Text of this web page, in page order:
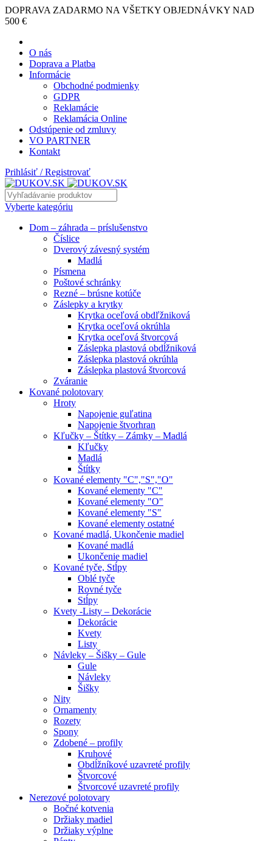
DOPRAVA ZADARMO NA VŠETKY OBJEDNÁVKY NAD
500 €
O nás
Doprava a Platba
Informácie
Obchodné podmienky
GDPR
Reklamácie
Reklamácia Online
Odstúpenie od zmluvy
VO PARTNER
Kontakt
Prihlásiť / Registrovať
Vyberte kategóriu
Dom – záhrada – príslušenstvo
Číslice
Dverový závesný systém
Madlá
Písmena
Poštové schránky
Rezné – brúsne kotúče
Záslepky a krytky
Krytka oceľová obdľžniková
Krytka oceľová okrúhla
Krytka oceľová štvorcová
Záslepka plastová obdĺžniková
Záslepka plastová okrúhla
Záslepka plastová štvorcová
Zváranie
Kované polotovary
Hroty
Napojenie guľatina
Napojenie štvorhran
Kľučky – Štítky – Zámky – Madlá
Kľučky
Madlá
Štítky
Kované elementy "C","S","O"
Kované elementy "C"
Kované elementy "O"
Kované elementy "S"
Kované elementy ostatné
Kované madlá, Ukončenie madiel
Kované madlá
Ukončenie madiel
Kované tyče, Stĺpy
Oblé tyče
Rovné tyče
Stĺpy
Kvety -Listy – Dekorácie
Dekorácie
Kvety
Listy
Návleky – Šišky – Gule
Gule
Návleky
Šišky
Nity
Ornamenty
Rozety
Spony
Zdobené – profily
Kruhové
Obdĺžníkové uzavreté profily
Štvorcové
Štvorcové uzavreté profily
Nerezové polotovary
Bočné kotvenia
Držiaky madiel
Držiaky výplne